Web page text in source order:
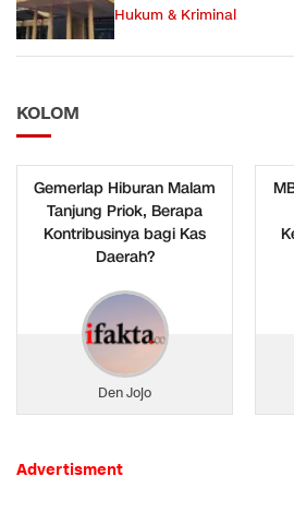
Hukum & Kriminal
KOLOM
Gemerlap Hiburan Malam
Tanjung Priok, Berapa
Kontribusinya bagi Kas
Daerah?
Den Jojo
Advertisment